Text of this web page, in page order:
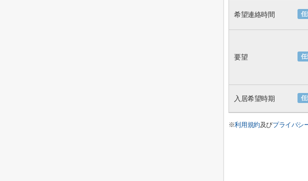
任
希望連絡時間
任
要望
任
入居希望時期
※利用規約及びプライバシ